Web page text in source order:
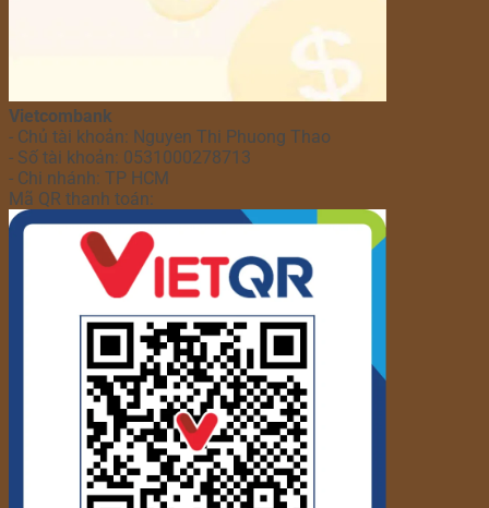
Vietcombank
- Chủ tài khoản: Nguyen Thi Phuong Thao
- Số tài khoản: 0531000278713
- Chi nhánh: TP HCM
Mã QR thanh toán: